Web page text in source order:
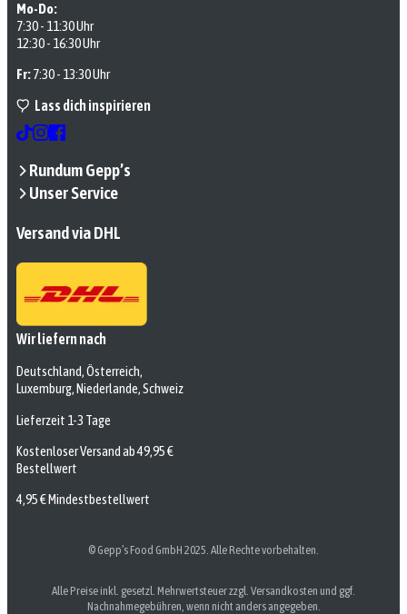
Mo-Do:
7:30 - 11:30 Uhr
12:30 - 16:30 Uhr
Fr:7:30 - 13:30 Uhr
Lass dich inspirieren
Rundum Gepp’s
Unser Service
Versand via DHL
Wir liefern nach
Deutschland, Österreich,
Luxemburg, Niederlande, Schweiz
Lieferzeit 1-3 Tage
Kostenloser Versand ab 49,95 €
Bestellwert
4,95 € Mindestbestellwert
© Gepp’s Food GmbH 2025. Alle Rechte vorbehalten.
Alle Preise inkl. gesetzl. Mehrwertsteuer zzgl. Versandkosten und ggf.
Nachnahmegebühren, wenn nicht anders angegeben.